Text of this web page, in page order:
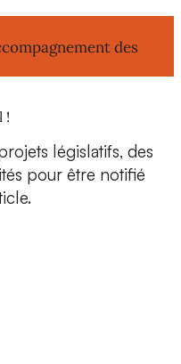
des
!
législatifs, des
pour être notifié